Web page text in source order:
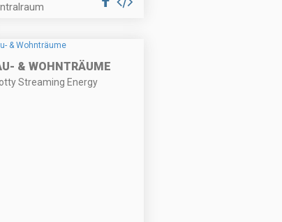
& WOHNTRÄUME
Streaming Energy